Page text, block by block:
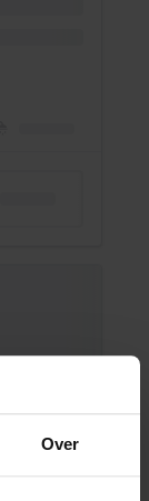
Over